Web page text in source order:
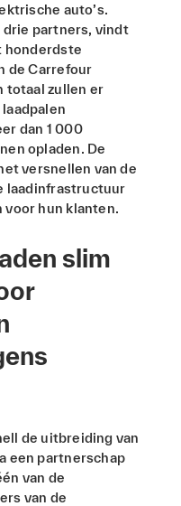
auto’s.
drie partners, vindt
honderdste
de Carrefour
totaal zullen er
dan 1 000
opladen. De
versnellen van de
laadinfrastructuur
hun klanten.
slim
de uitbreiding van
een partnerschap
van de
van de